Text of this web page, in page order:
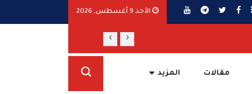
الأحد 9 أغسطس, 2026
مأرب ترفع الجاهزية وتتوعد برد حازم على
‹
›
مقالات المزيد